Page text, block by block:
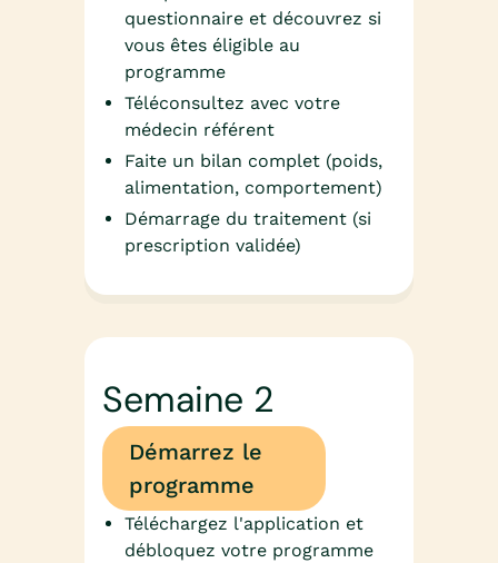
questionnaire et découvrez si
vous êtes éligible au
programme
Téléconsultez avec votre
médecin référent
Faite un bilan complet (poids,
alimentation, comportement)
Démarrage du traitement (si
prescription validée)
Semaine 2
Démarrez le
programme
Téléchargez l'application et
débloquez votre programme